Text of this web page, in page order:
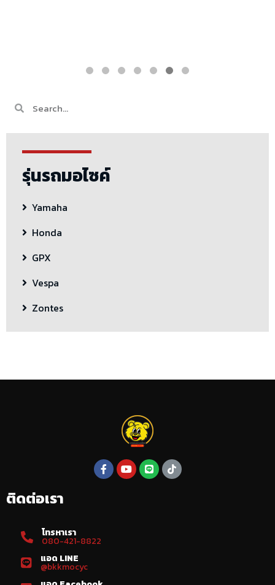
รุ่นรถมอไซค์
Yamaha
Honda
GPX
Vespa
Zontes
ติดต่อเรา
โทรหาเรา
080-421-8822
แอด LINE
@bkkmocyc